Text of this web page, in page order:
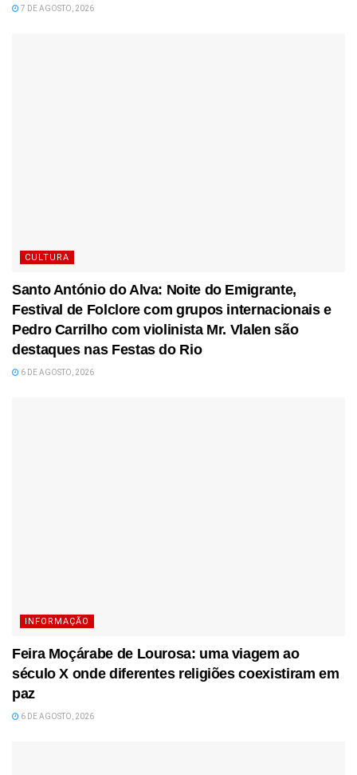
7 DE AGOSTO, 2026
CULTURA
Santo António do Alva: Noite do Emigrante,
Festival de Folclore com grupos internacionais e
Pedro Carrilho com violinista Mr. Vlalen são
destaques nas Festas do Rio
6 DE AGOSTO, 2026
INFORMAÇÃO
Feira Moçárabe de Lourosa: uma viagem ao
século X onde diferentes religiões coexistiram em
paz
6 DE AGOSTO, 2026